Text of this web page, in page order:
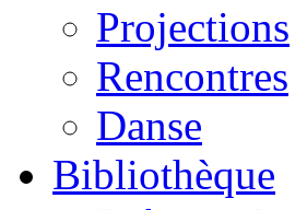
Projections
Rencontres
Danse
Bibliothèque